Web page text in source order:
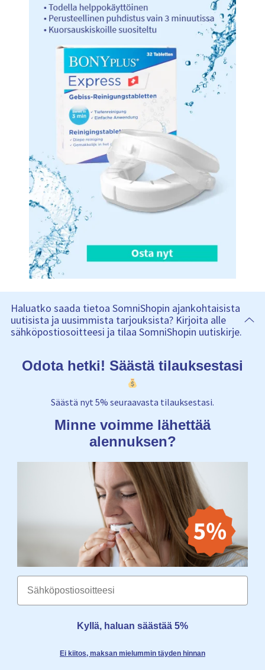
Haluatko saada tietoa SomniShopin ajankohtaisista
uutisista ja uusimmista tarjouksista? Kirjoita alle
sähköpostiosoitteesi ja tilaa SomniShopin uutiskirje.
Odota hetki! Säästä tilauksestasi
Säästä nyt 5% seuraavasta tilauksestasi.
Minne voimme lähettää
alennuksen?
Email
Kyllä, haluan säästää 5%
Ei kiitos, maksan mielummin täyden hinnan